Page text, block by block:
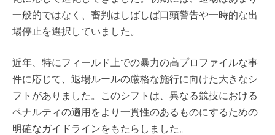
一般的ではなく、審判はしばしば口頭警告や一時的な出
場停止を選択していました。
近年、特にフィールド上での暴力の高プロファイルな事
件に応じて、退場ルールの厳格な施行に向けた大きなシ
フトがありました。このシフトは、異なる競技における
ペナルティの適用をより一貫性のあるものにするための
明確なガイドラインをもたらしました。